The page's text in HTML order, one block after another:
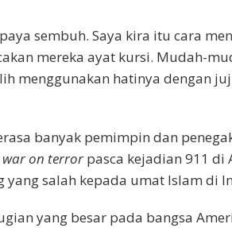
sembuh. Saya kira itu cara
mereka ayat kursi. Mudah-
menggunakan hatinya dengan
banyak pemimpin dan
war on terror pasca kejadian 911 di
salah kepada umat Islam di
yang besar pada bangsa